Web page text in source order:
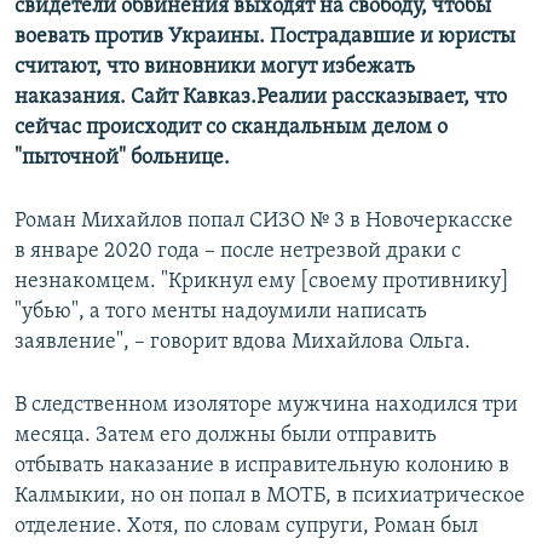
свидетели обвинения выходят на свободу, чтобы
воевать против Украины. Пострадавшие и юристы
считают, что виновники могут избежать
наказания. Сайт Кавказ.Реалии рассказывает, что
сейчас происходит со скандальным делом о
"пыточной" больнице.
Роман Михайлов попал СИЗО № 3 в Новочеркасске
в январе 2020 года – после нетрезвой драки с
незнакомцем. "Крикнул ему [своему противнику]
"убью", а того менты надоумили написать
заявление", – говорит вдова Михайлова Ольга.
В следственном изоляторе мужчина находился три
месяца. Затем его должны были отправить
отбывать наказание в исправительную колонию в
Калмыкии, но он попал в МОТБ, в психиатрическое
отделение. Хотя, по словам супруги, Роман был